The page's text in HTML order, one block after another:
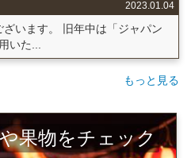
2023.01.04
います。 旧年中は「ジャパン
いた...
もっと見る
果物をチェック